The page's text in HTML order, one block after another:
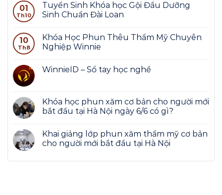
01
Th10
Tuyển Sinh Khóa học Gội Đầu Dưỡng
Sinh Chuẩn Đài Loan
10
Th8
Khóa Học Phun Thêu Thẩm Mỹ Chuyên
Nghiệp Winnie
WinnieID – Sổ tay học nghề
Khóa học phun xăm cơ bản cho người mới
bắt đầu tại Hà Nội ngày 6/6 có gì?
Khai giảng lớp phun xăm thẩm mỹ cơ bản
cho người mới bắt đầu tại Hà Nội